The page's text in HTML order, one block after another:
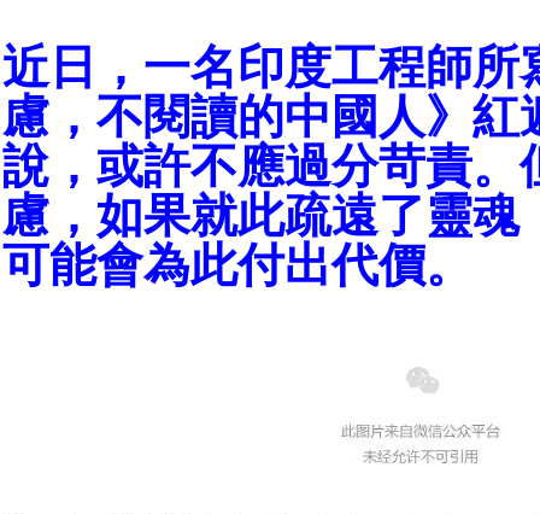
近日，一名印度工程師所
慮，不閱讀的中國人》紅
說，或許不應過分苛責。
慮，如果就此疏遠了靈魂
可能會為此付出代價。